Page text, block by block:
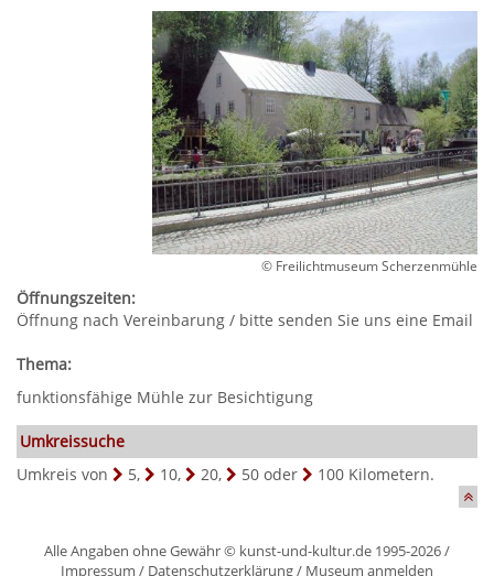
© Freilichtmuseum Scherzenmühle
Öffnungszeiten:
Öffnung nach Vereinbarung / bitte senden Sie uns eine Email
Thema:
funktionsfähige Mühle zur Besichtigung
Umkreissuche
Umkreis von
5, 10, 20, 50 oder 100 Kilometern.
Alle Angaben ohne Gewähr © kunst-und-kultur.de 1995-2026 /
Impressum / Datenschutzerklärung/ Museum anmelden